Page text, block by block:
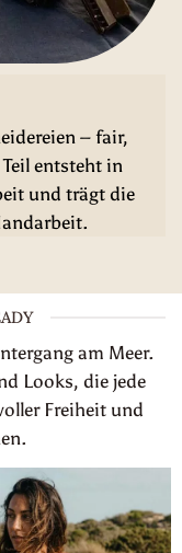
– fair,
entsteht in
und trägt die
am Meer.
Looks, die jede
Freiheit und